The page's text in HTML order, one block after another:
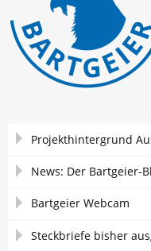
Navigation
Projekthintergrund
News: Der Bartgeier-
Bartgeier Webcam
Steckbriefe bisher